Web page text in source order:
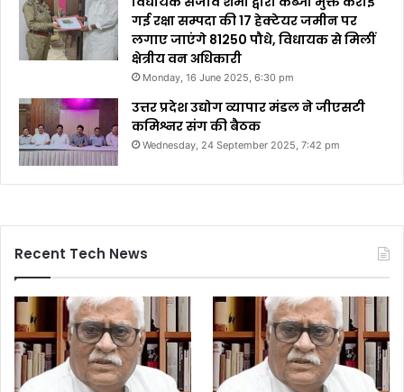
गई रक्षा सम्पदा की 17 हेक्टेयर जमीन पर
लगाए जाएंगे 81250 पौधे, विधायक से मिलीं
क्षेत्रीय वन अधिकारी
Monday, 16 June 2025, 6:30 pm
उत्तर प्रदेश उद्योग व्यापार मंडल ने जीएसटी
कमिश्नर संग की बैठक
Wednesday, 24 September 2025, 7:42 pm
Recent Tech News